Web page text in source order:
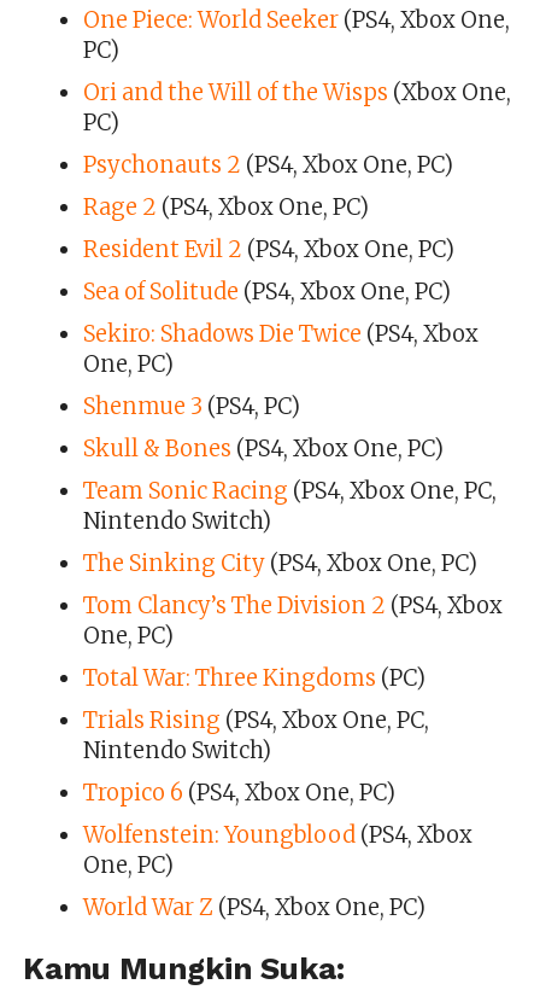
One Piece: World Seeker(PS4, Xbox One,
PC)
Ori and the Will of the Wisps (Xbox One,
PC)
Psychonauts 2 (PS4, Xbox One, PC)
Rage 2 (PS4, Xbox One, PC)
Resident Evil 2 (PS4, Xbox One, PC)
Sea of Solitude (PS4, Xbox One, PC)
Sekiro: Shadows Die Twice (PS4, Xbox
One, PC)
Shenmue 3 (PS4, PC)
Skull & Bones (PS4, Xbox One, PC)
Team Sonic Racing (PS4, Xbox One, PC,
Nintendo Switch)
The Sinking City(PS4, Xbox One, PC)
Tom Clancy’s The Division 2 (PS4, Xbox
One, PC)
Total War: Three Kingdoms (PC)
Trials Rising (PS4, Xbox One, PC,
Nintendo Switch)
Tropico 6 (PS4, Xbox One, PC)
Wolfenstein: Youngblood(PS4, Xbox
One, PC)
World War Z (PS4, Xbox One, PC)
Kamu Mungkin Suka: